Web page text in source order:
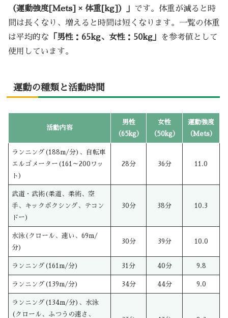
（運動強度[Mets] × 体重[kg]）」 です。体重が減ると時
間は長くなり、増えると時間は短くなります。一覧の体重
は平均的な 「男性：65kg、女性：50kg」
を参考値として
使用しています。
運動の種類と活動時間
活動内容
男性
（65kg）
女性
（50kg）
運動強度
（Mets）
ランニング(188m/分)、自転車
エルゴメーター(161～200ワッ
ト)
28分 36分 11.0
武道・武術(柔道、柔術、空
手、キックボクシング、テコン
ドー)
30分 38分 10.3
水泳(クロール、速い、69m/
分)
30分 39分 10.0
ランニング(161m/分) 31分 40分 9.8
ランニング(139m/分) 34分 44分 9.0
ランニング(134m/分)、水泳
(クロール、ふつうの速さ、